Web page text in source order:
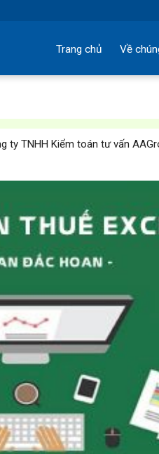
Trang chủ Về
ty TNHH Kiểm toán tư vấn